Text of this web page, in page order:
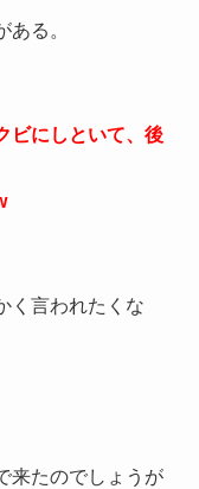
る。
ビにしといて、後
く言われたくな
来たのでしょうが